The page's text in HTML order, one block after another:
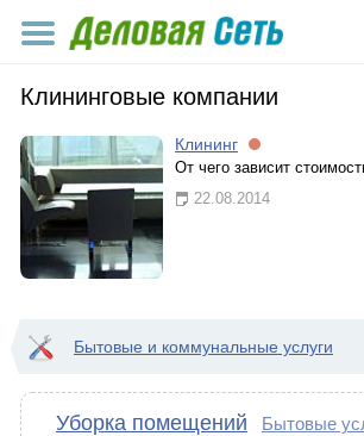
Клининговые компании
Клининг
От чего зависит
22.08.2014
Бытовые и коммунальные услуги
Уборка помещений Бытовые